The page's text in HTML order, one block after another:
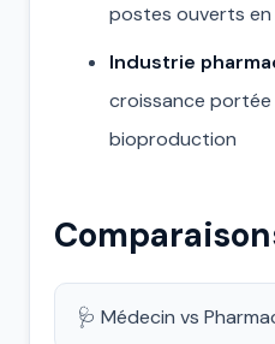
postes ouverts en
Industrie
croissance
bioproduction
🩺 Médecin vs